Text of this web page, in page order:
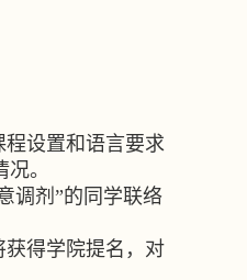
设置和语言要求
。
调剂”的同学联络
得学院提名，对